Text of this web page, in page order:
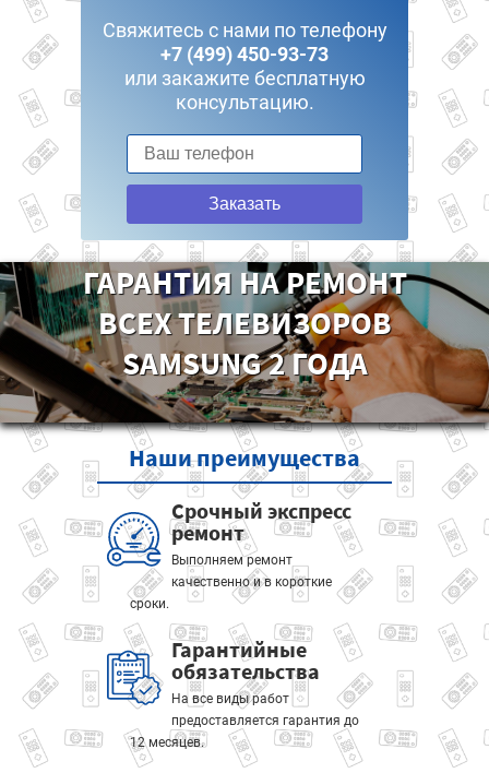
Свяжитесь с нами по телефону
+7 (499) 450-93-73
или закажите бесплатную
консультацию.
Заказать
ГАРАНТИЯ НА РЕМОНТ
ВСЕХ ТЕЛЕВИЗОРОВ
SAMSUNG 2 ГОДА
Нашипреимущества
Срочный экспресс
ремонт
Выполняем ремонт
качественно и в короткие
сроки.
Гарантийные
обязательства
На все виды работ
предоставляется гарантия до
12 месяцев.